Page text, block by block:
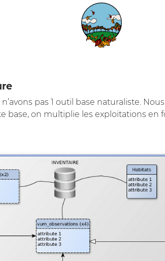
pas 1 outil base naturaliste.
base, on multiplie les exploitations en